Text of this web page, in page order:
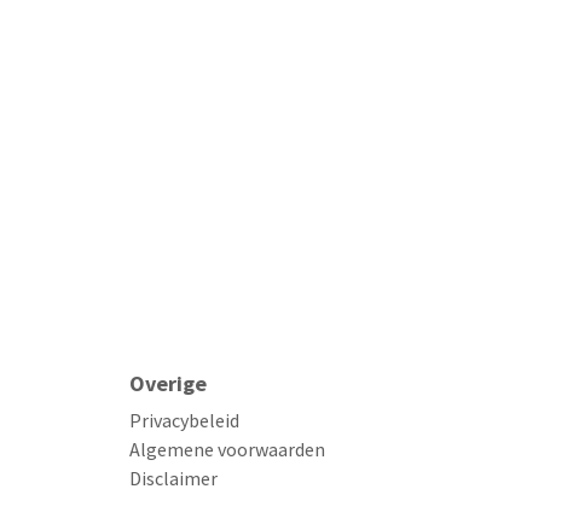
Overige
Privacybeleid
Algemene voorwaarden
Disclaimer